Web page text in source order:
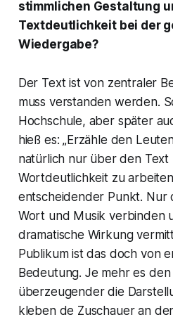
stimmlichen Gestaltung
Textdeutlichkeit bei der
Wiedergabe?
Der Text ist von zentraler
muss verstanden werden.
Hochschule, aber später
hieß es: „Erzähle den
natürlich nur über den
Wortdeutlichkeit zu
entscheidender Punkt. Nur
Wort und Musik verbinden
dramatische Wirkung
Publikum ist das doch von
Bedeutung. Je mehr es
überzeugender die
kleben de Zuschauer an